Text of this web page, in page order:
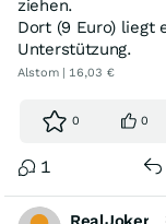
ziehen.
Dort (9 Euro) liegt
Unterstützung.
Alstom | 16,03 €
0 0
1